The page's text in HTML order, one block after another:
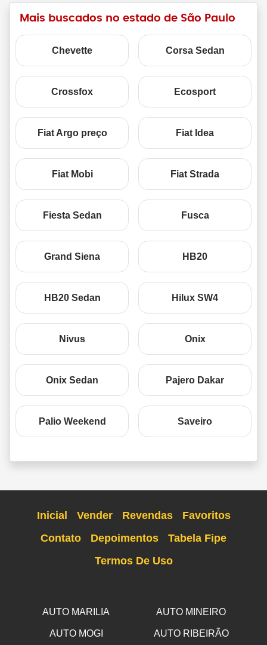
Mais buscados no estado de São Paulo
Chevette Corsa Sedan
Crossfox Ecosport
Fiat Argo preço Fiat Idea
Fiat Mobi Fiat Strada
Fiesta Sedan Fusca
Grand Siena HB20
HB20 Sedan Hilux SW4
Nivus Onix
Onix Sedan Pajero Dakar
Palio Weekend Saveiro
Inicial Vender Revendas
Favoritos
Contato
Depoimentos
Tabela Fipe
Termos De Uso
AUTO MARILIA AUTO MINEIRO
AUTO MOGI AUTO RIBEIRÃO